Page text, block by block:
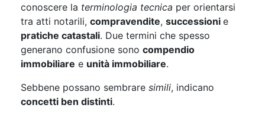
conoscere la terminologia tecnica per orientarsi
tra atti notarili, compravendite, successioni e
pratiche catastali. Due termini che spesso
generano confusione sono compendio
immobiliare e unità immobiliare.
Sebbene possano sembrare simili, indicano
concetti ben distinti.